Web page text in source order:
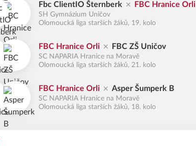
Fbc ClientIO Šternberk FBC Hranice Orli
SH Gymnázium Uničov
Olomoucká liga starších žáků, 19. kolo
FBC Hranice Orli FBC ZŠ Uničov
SC NAPARIA Hranice na Moravě
Olomoucká liga starších žáků, 21. kolo
FBC Hranice Orli Asper Šumperk B
SC NAPARIA Hranice na Moravě
Olomoucká liga starších žáků, 18. kolo